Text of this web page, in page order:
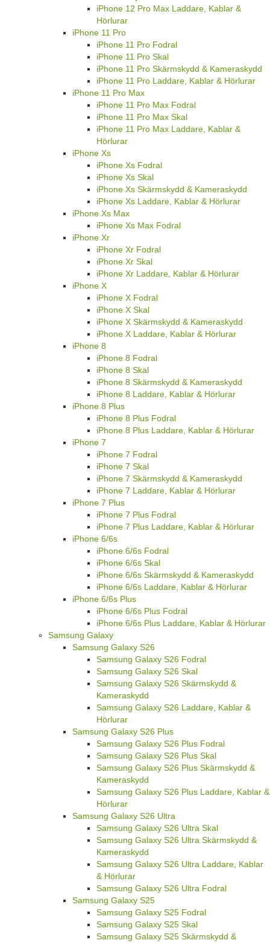
iPhone 12 Pro Max Laddare, Kablar &
Hörlurar
iPhone 11 Pro
iPhone 11 Pro Fodral
iPhone 11 Pro Skal
iPhone 11 Pro Skärmskydd & Kameraskydd
iPhone 11 Pro Laddare, Kablar & Hörlurar
iPhone 11 Pro Max
iPhone 11 Pro Max Fodral
iPhone 11 Pro Max Skal
iPhone 11 Pro Max Laddare, Kablar &
Hörlurar
iPhone Xs
iPhone Xs Fodral
iPhone Xs Skal
iPhone Xs Skärmskydd & Kameraskydd
iPhone Xs Laddare, Kablar & Hörlurar
iPhone Xs Max
iPhone Xs Max Fodral
iPhone Xr
iPhone Xr Fodral
iPhone Xr Skal
iPhone Xr Laddare, Kablar & Hörlurar
iPhone X
iPhone X Fodral
iPhone X Skal
iPhone X Skärmskydd & Kameraskydd
iPhone X Laddare, Kablar & Hörlurar
iPhone 8
iPhone 8 Fodral
iPhone 8 Skal
iPhone 8 Skärmskydd & Kameraskydd
iPhone 8 Laddare, Kablar & Hörlurar
iPhone 8 Plus
iPhone 8 Plus Fodral
iPhone 8 Plus Laddare, Kablar & Hörlurar
iPhone 7
iPhone 7 Fodral
iPhone 7 Skal
iPhone 7 Skärmskydd & Kameraskydd
iPhone 7 Laddare, Kablar & Hörlurar
iPhone 7 Plus
iPhone 7 Plus Fodral
iPhone 7 Plus Laddare, Kablar & Hörlurar
iPhone 6/6s
iPhone 6/6s Fodral
iPhone 6/6s Skal
iPhone 6/6s Skärmskydd & Kameraskydd
iPhone 6/6s Laddare, Kablar & Hörlurar
iPhone 6/6s Plus
iPhone 6/6s Plus Fodral
iPhone 6/6s Plus Laddare, Kablar & Hörlurar
Samsung Galaxy
Samsung Galaxy S26
Samsung Galaxy S26 Fodral
Samsung Galaxy S26 Skal
Samsung Galaxy S26 Skärmskydd &
Kameraskydd
Samsung Galaxy S26 Laddare, Kablar &
Hörlurar
Samsung Galaxy S26 Plus
Samsung Galaxy S26 Plus Fodral
Samsung Galaxy S26 Plus Skal
Samsung Galaxy S26 Plus Skärmskydd &
Kameraskydd
Samsung Galaxy S26 Plus Laddare, Kablar &
Hörlurar
Samsung Galaxy S26 Ultra
Samsung Galaxy S26 Ultra Skal
Samsung Galaxy S26 Ultra Skärmskydd &
Kameraskydd
Samsung Galaxy S26 Ultra Laddare, Kablar
& Hörlurar
Samsung Galaxy S26 Ultra Fodral
Samsung Galaxy S25
Samsung Galaxy S25 Fodral
Samsung Galaxy S25 Skal
Samsung Galaxy S25 Skärmskydd &